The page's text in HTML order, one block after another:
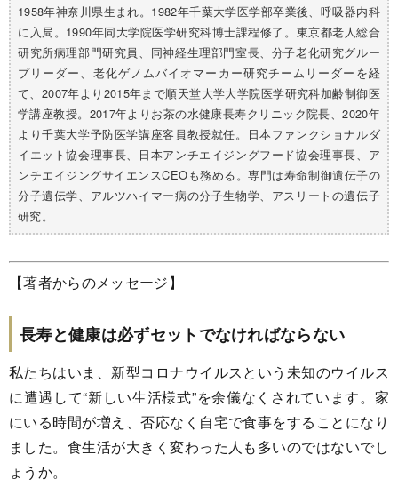
1958年神奈川県生まれ。1982年千葉大学医学部卒業後、呼吸器内科
に入局。1990年同大学院医学研究科博士課程修了。東京都老人総合
研究所病理部門研究員、同神経生理部門室長、分子老化研究グルー
プリーダー、老化ゲノムバイオマーカー研究チームリーダーを経
て、2007年より2015年まで順天堂大学大学院医学研究科加齢制御医
学講座教授。2017年よりお茶の水健康長寿クリニック院長、2020年
より千葉大学予防医学講座客員教授就任。日本ファンクショナルダ
イエット協会理事長、日本アンチエイジングフード協会理事長、ア
ンチエイジングサイエンスCEOも務める。専門は寿命制御遺伝子の
分子遺伝学、アルツハイマー病の分子生物学、アスリートの遺伝子
研究。
【著者からのメッセージ】
長寿と健康は必ずセットでなければならない
私たちはいま、新型コロナウイルスという未知のウイルス
に遭遇して“新しい生活様式”を余儀なくされています。家
にいる時間が増え、否応なく自宅で食事をすることになり
ました。食生活が大きく変わった人も多いのではないでし
ょうか。